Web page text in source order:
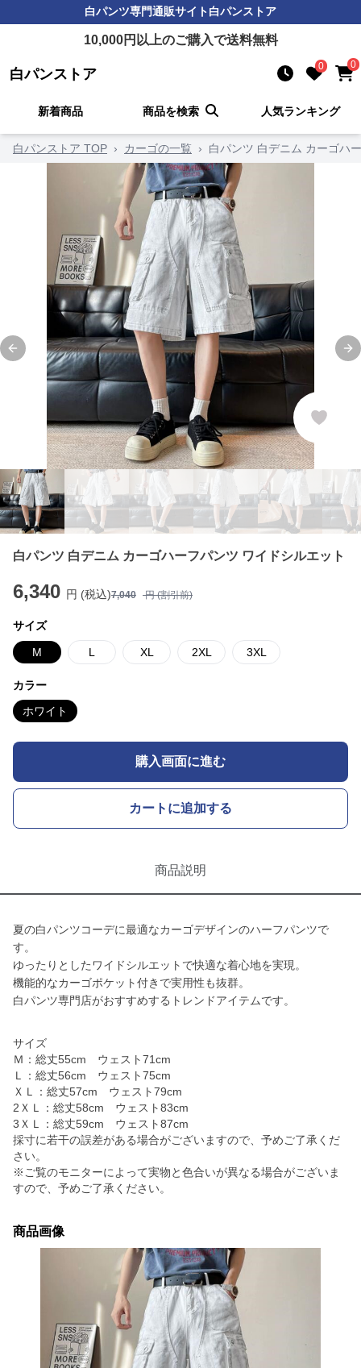
白パンツ専門通販サイト白パンストア
10,000円以上のご購入で送料無料
白パンストア 0 0
新着商品 商品を検索 人気ランキング
白パンストア TOP › カーゴの一覧 › 白パンツ 白デニム カーゴハ
Previous slide
白パンツ 白デニム カーゴハーフパンツ ワイドシルエット
6,340 円 (税込)7,040 円 (割引前)
サイズ
M L XL 2XL 3XL
カラー
ホワイト
購入画面に進む
カートに追加する
商品説明
夏の白パンツコーデに最適なカーゴデザインのハーフパンツで
す。
ゆったりとしたワイドシルエットで快適な着心地を実現。
機能的なカーゴポケット付きで実用性も抜群。
白パンツ専門店がおすすめするトレンドアイテムです。
サイズ
Ｍ：総丈55cm ウェスト71cm
Ｌ：総丈56cm ウェスト75cm
ＸＬ：総丈57cm ウェスト79cm
2ＸＬ：総丈58cm ウェスト83cm
3ＸＬ：総丈59cm ウェスト87cm
採寸に若干の誤差がある場合がございますので、予めご了承くだ
さい。
※ご覧のモニターによって実物と色合いが異なる場合がございま
すので、予めご了承ください。
商品画像